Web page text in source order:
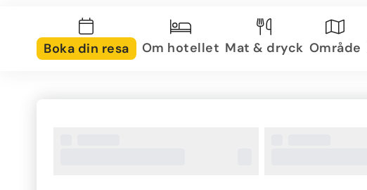
Om området
Hotellet ligger i Palma Nova, där du hittar de kritvita
sandstränderna bara en kort promenad bort. Längs
Boka din resa Om hotellet Mat & dryck Område